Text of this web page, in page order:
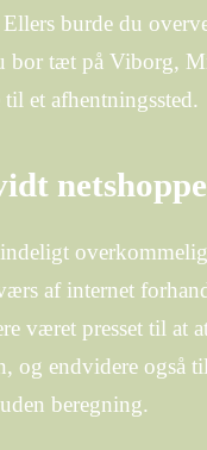
burde du
tæt på Viborg,
et afhentningssted.
af internet
været presset til at
og endvidere også
beregning.